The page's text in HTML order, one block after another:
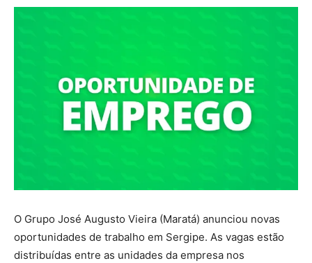
O Grupo José Augusto Vieira (Maratá) anunciou novas
oportunidades de trabalho em Sergipe. As vagas estão
distribuídas entre as unidades da empresa nos